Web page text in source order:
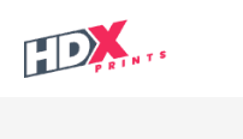
contenido